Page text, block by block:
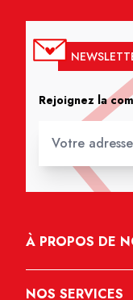
Rejoignez la
À PROPOS DE
NOS SERVICES